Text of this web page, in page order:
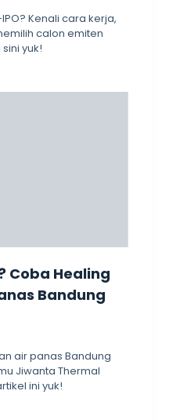
Kenali cara kerja,
calon emiten
yuk!
Coba Healing
Bandung
air panas Bandung
Jiwanta Thermal
ini yuk!